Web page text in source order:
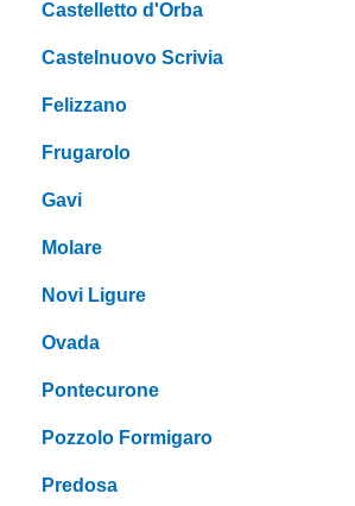
Castelletto d'Orba
Castelnuovo Scrivia
Felizzano
Frugarolo
Gavi
Molare
Novi Ligure
Ovada
Pontecurone
Pozzolo Formigaro
Predosa